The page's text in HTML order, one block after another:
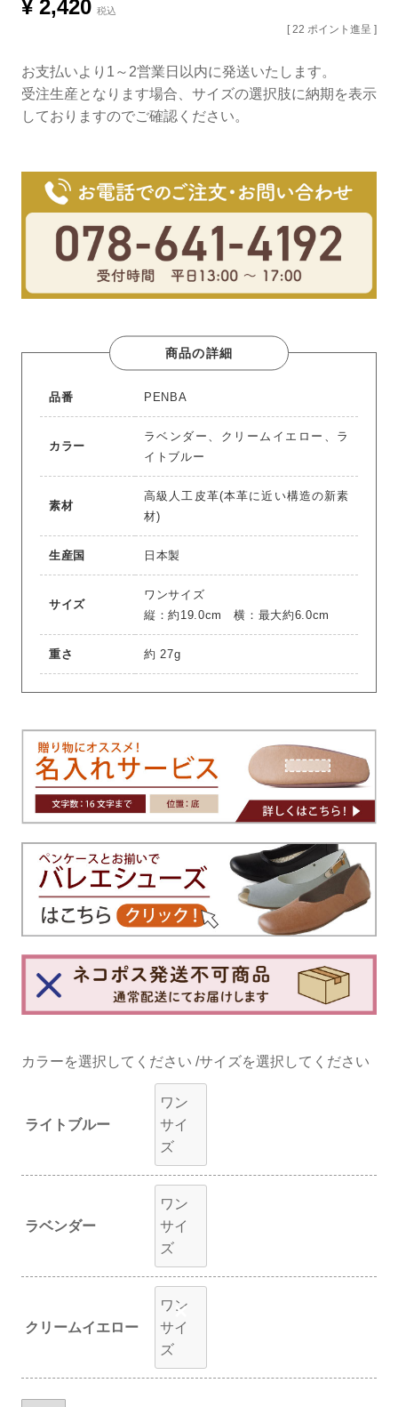
¥ 2,420 税込
[ 22 ポイント進呈 ]
お支払いより1～2営業日以内に発送いたします。
受注生産となります場合、サイズの選択肢に納期を表示
しておりますのでご確認ください。
カラー サイズ
ライトブルー
ワン
サイ
ズ
ラベンダー
ワン
サイ
ズ
クリームイエロー
ワン
サイ
ズ
×
商品の詳細
品番 PENBA
カラー
ラベンダー、クリームイエロー、ラ
イトブルー
素材
高級人工皮革(本革に近い構造の新素
材)
生産国 日本製
サイズ
ワンサイズ
縦：約19.0cm 横：最大約6.0cm
重さ 約 27g